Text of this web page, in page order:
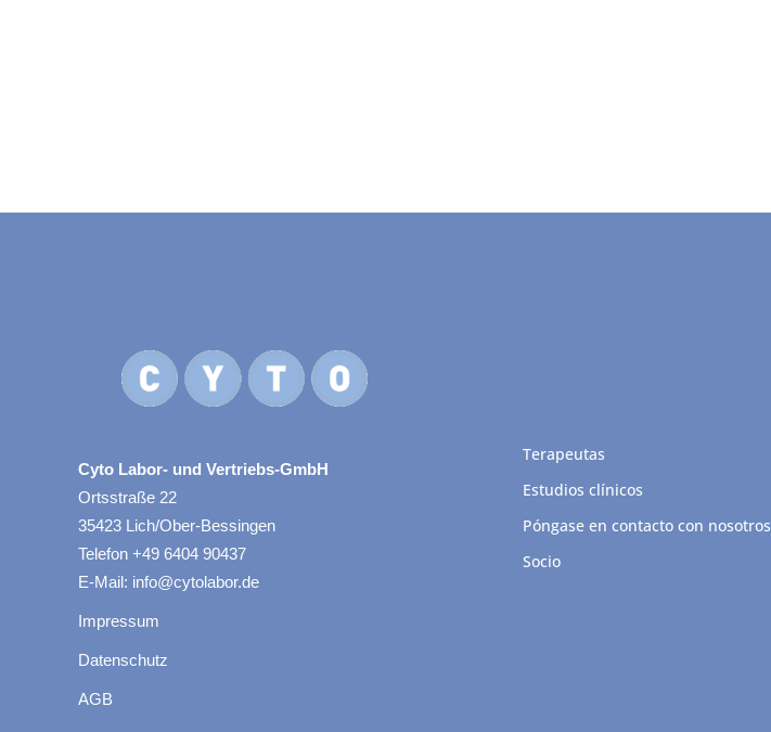
Cyto Labor- und Vertriebs-GmbH
Ortsstraße 22
35423 Lich/Ober-Bessingen
Telefon +49 6404 90437
E-Mail: info@cytolabor.de
Impressum
Datenschutz
AGB
Terapeutas
Estudios clínicos
Póngase en contacto con nosotros
Socio